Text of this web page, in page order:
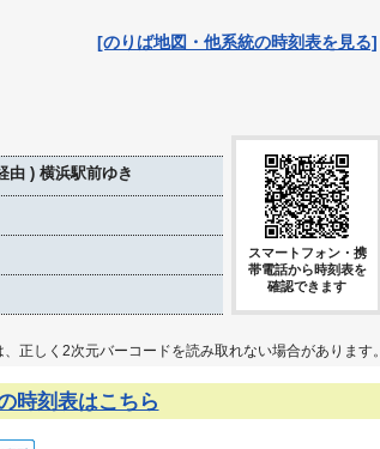
[のりば地図・他系統の時刻表を見る]
由 ) 横浜駅前ゆき
スマートフォン・携
帯電話から時刻表を
確認できます
正しく2次元バーコードを読み取れない場合があります。
時刻表はこちら